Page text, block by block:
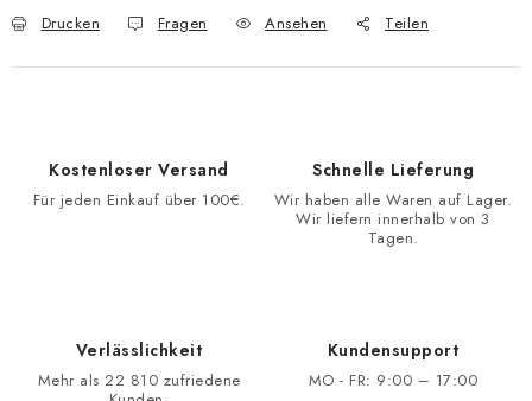
Drucken Fragen Ansehen Teilen
Kostenloser Versand
Für jeden Einkauf über 100€.
Schnelle Lieferung
Wir haben alle Waren auf Lager.
Wir liefern innerhalb von 3
Tagen.
Verlässlichkeit
Mehr als 22 810 zufriedene
Kundensupport
MO - FR: 9:00 – 17:00